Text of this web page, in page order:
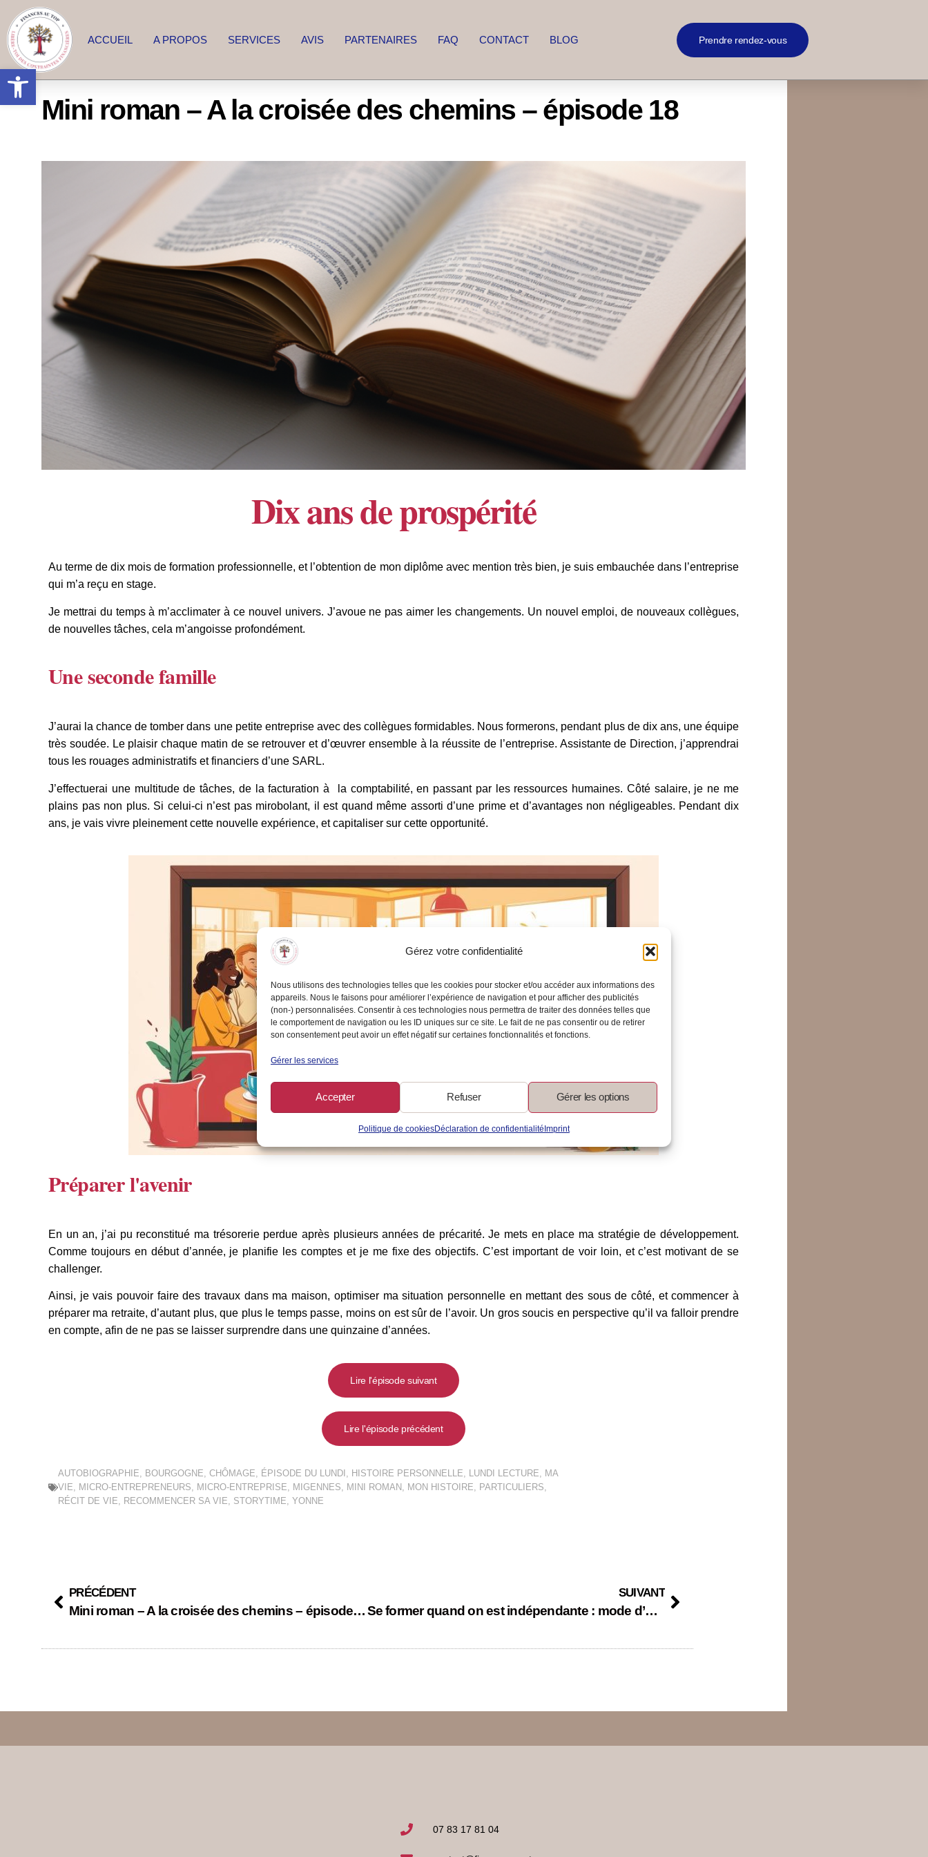
Gérez votre confidentialité
Nous utilisons des technologies telles que les cookies pour stocker et/ou accéder aux informations des
appareils. Nous le faisons pour améliorer l’expérience de navigation et pour afficher des publicités
(non-) personnalisées. Consentir à ces technologies nous permettra de traiter des données telles que
le comportement de navigation ou les ID uniques sur ce site. Le fait de ne pas consentir ou de retirer
son consentement peut avoir un effet négatif sur certaines fonctionnalités et fonctions.
Gérer les services
Accepter Refuser Gérer les options
Politique de cookiesDéclaration de confidentialitéImprint
Ouvrir la barre d’outils
ACCUEIL A PROPOS SERVICES AVIS PARTENAIRES FAQ CONTACT BLOG Prendre rendez-vous
Mini roman – A la croisée des chemins – épisode 18
Dix ans de prospérité
Au terme de dix mois de formation professionnelle, et l’obtention de mon diplôme avec mention très bien, je suis embauchée dans l’entreprise
qui m’a reçu en stage.
Je mettrai du temps à m’acclimater à ce nouvel univers. J’avoue ne pas aimer les changements. Un nouvel emploi, de nouveaux collègues,
de nouvelles tâches, cela m’angoisse profondément.
Une seconde famille
J’aurai la chance de tomber dans une petite entreprise avec des collègues formidables. Nous formerons, pendant plus de dix ans, une équipe
très soudée. Le plaisir chaque matin de se retrouver et d’œuvrer ensemble à la réussite de l’entreprise. Assistante de Direction, j’apprendrai
tous les rouages administratifs et financiers d’une SARL.
J’effectuerai une multitude de tâches, de la facturation à la comptabilité, en passant par les ressources humaines. Côté salaire, je ne me
plains pas non plus. Si celui-ci n’est pas mirobolant, il est quand même assorti d’une prime et d’avantages non négligeables. Pendant dix
ans, je vais vivre pleinement cette nouvelle expérience, et capitaliser sur cette opportunité.
Préparer l'avenir
En un an, j’ai pu reconstitué ma trésorerie perdue après plusieurs années de précarité. Je mets en place ma stratégie de développement.
Comme toujours en début d’année, je planifie les comptes et je me fixe des objectifs.C’est important de voir loin, et c’est motivant de se
challenger.
Ainsi, je vais pouvoir faire des travaux dans ma maison, optimiser ma situation personnelle en mettant des sous de côté, et commencer à
préparer ma retraite, d’autant plus, que plus le temps passe, moins on est sûr de l’avoir. Un gros soucis en perspective qu’il va falloir prendre
en compte, afin de ne pas se laisser surprendre dans une quinzaine d’années.
Lire l'épisode suivant
Lire l'épisode précédent
AUTOBIOGRAPHIE BOURGOGNE CHÔMAGE ÉPISODE DU LUNDI HISTOIRE PERSONNELLE LUNDI LECTURE
MA
VIE
MICRO-ENTREPRENEURS MICRO-ENTREPRISE MIGENNES MINI ROMAN MON HISTOIRE PARTICULIERS
RÉCIT DE VIE
RECOMMENCER SA VIE STORYTIME YONNE
PRÉCÉDENT
Mini roman – A la croisée des chemins – épisode 17
SUIVANT
Se former quand on est indépendante : mode d’emploi pour booster ton activité
07 83 17 81 04